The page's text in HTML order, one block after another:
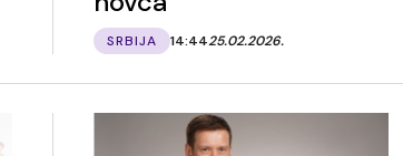
SRBIJA 14:4425.02.2026.